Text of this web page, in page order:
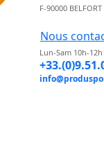
F-90000 BELFORT
Nous
Lun-Sam 10h-